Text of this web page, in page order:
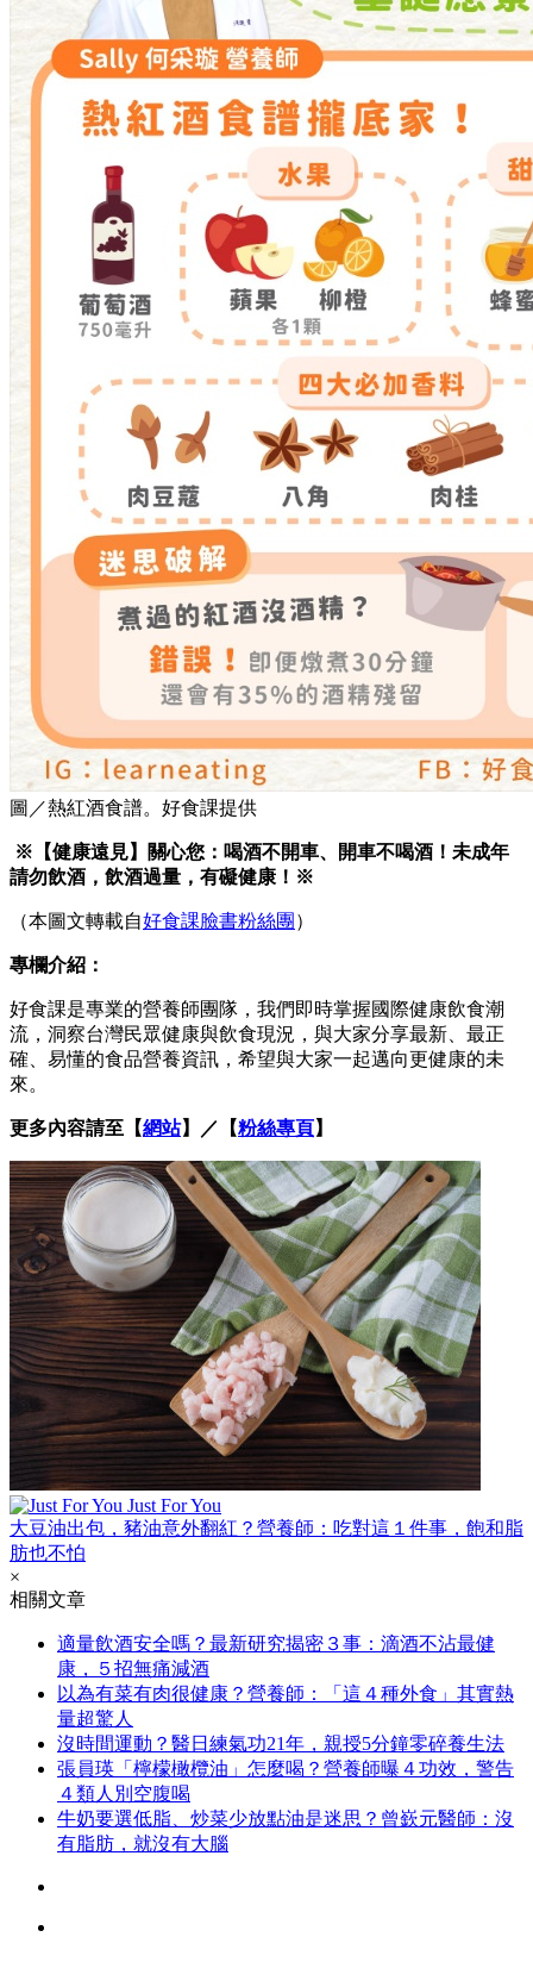
圖／熱紅酒食譜。好食課提供
※【健康遠見】關心您：喝酒不開車、開車不喝酒！未成年
請勿飲酒，飲酒過量，有礙健康！※
（本圖文轉載自好食課臉書粉絲團 ）
專欄介紹：
好食課是專業的營養師團隊，我們即時掌握國際健康飲食潮
流，洞察台灣民眾健康與飲食現況，與大家分享最新、最正
確、易懂的食品營養資訊，希望與大家一起邁向更健康的未
來。
更多內容請至【網站】／【粉絲專頁】
Just For You
大豆油出包，豬油意外翻紅？營養師：吃對這１件事，飽和脂
肪也不怕
×
相關文章
適量飲酒安全嗎？最新研究揭密３事：滴酒不沾最健
康，５招無痛減酒
以為有菜有肉很健康？營養師：「這４種外食」其實熱
量超驚人
沒時間運動？醫日練氣功21年，親授5分鐘零碎養生法
張員瑛「檸檬橄欖油」怎麼喝？營養師曝４功效，警告
４類人別空腹喝
牛奶要選低脂、炒菜少放點油是迷思？曾嶔元醫師：沒
有脂肪，就沒有大腦